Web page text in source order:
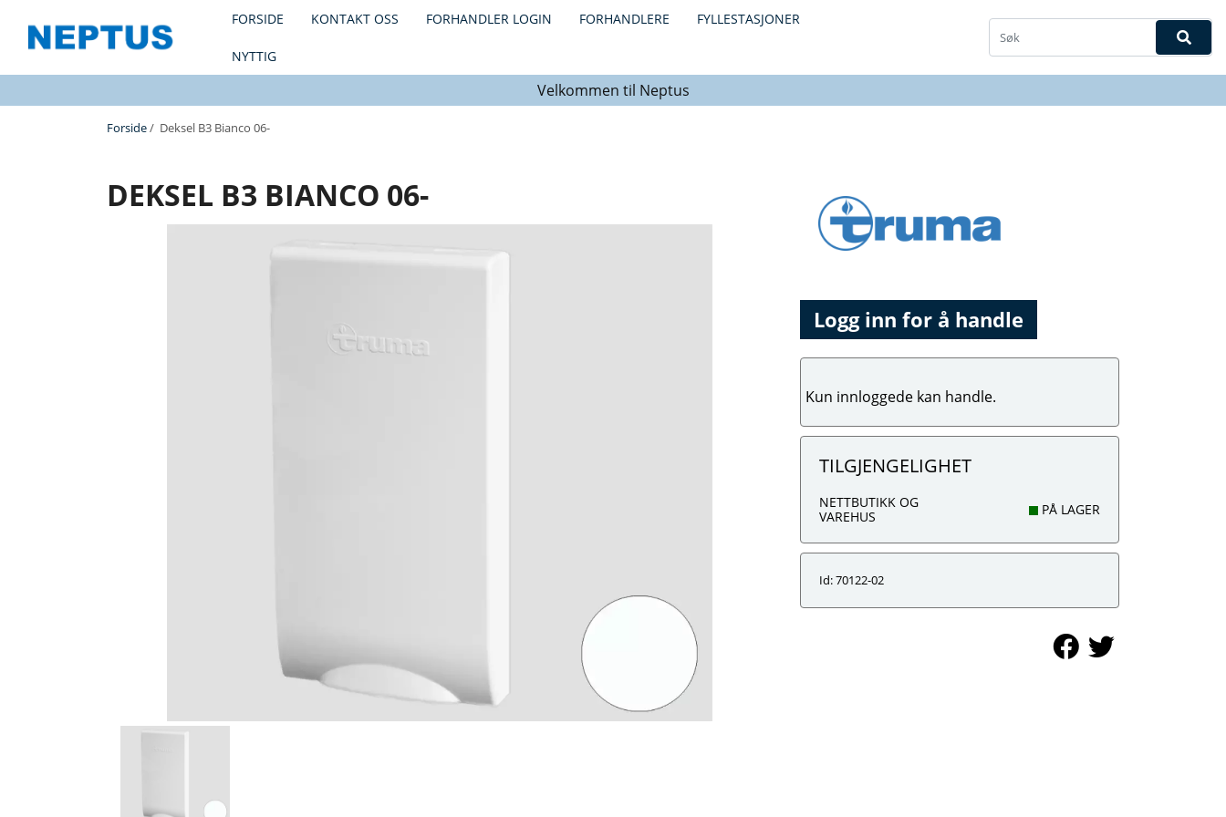
FORSIDE KONTAKT OSS FORHANDLER LOGIN FORHANDLERE FYLLESTASJONER
NYTTIG
Velkommen til Neptus
Forside/ Deksel B3 Bianco 06-
DEKSEL B3 BIANCO 06-
Logg inn for å handle
Kun innloggede kan handle.
TILGJENGELIGHET
NETTBUTIKK OG
VAREHUS
PÅ LAGER
Id: 70122-02